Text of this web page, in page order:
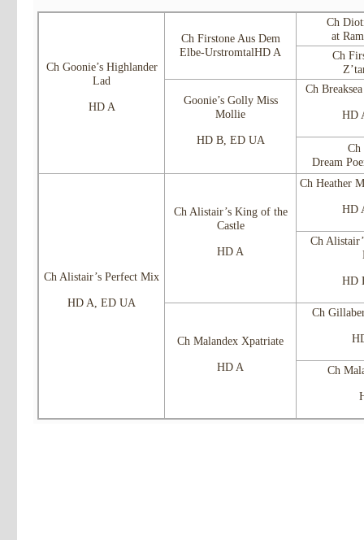
Ch Goonie’s Highlander
Lad
HD A
Ch Firstone Aus Dem
Elbe-UrstromtalHD A
Ch
at
Ch
Goonie’s Golly Miss
Mollie
HD B, ED UA
Ch
HD
Ch
Dream
Ch Alistair’s Perfect Mix
HD A, ED UA
Ch Alistair’s King of the
Castle
HD A
Ch Heather
HD
Ch
HD
Ch Malandex Xpatriate
HD A
Ch
Ch